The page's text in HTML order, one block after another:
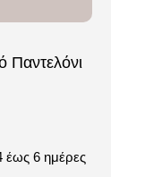
Παντελόνι
παντελόνι,
έως 6 ημέρες